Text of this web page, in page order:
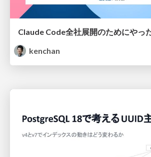
kenchan